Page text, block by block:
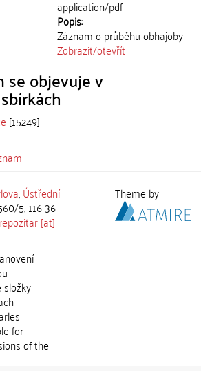
application/pdf
Popis:
Záznam o průběhu obhajoby
Zobrazit/otevřít
se objevuje v
[15249]
,Ústřední
5, 116 36
[at]
for
of the
Theme by